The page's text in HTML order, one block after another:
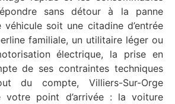
sans détour à la panne
véhicule soit une citadine d’entrée
familiale, un utilitaire léger ou
électrique, la prise en
de ses contraintes techniques
du compte, Villiers-Sur-Orge
votre point d’arrivée : la voiture